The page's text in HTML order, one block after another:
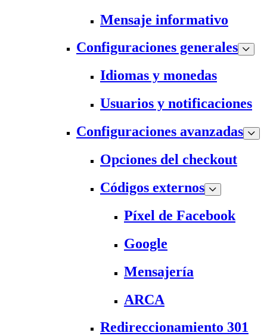
Mensaje informativo
Configuraciones generales
Idiomas y monedas
Usuarios y notificaciones
Configuraciones avanzadas
Opciones del checkout
Códigos externos
Píxel de Facebook
Google
Mensajería
ARCA
Redireccionamiento 301